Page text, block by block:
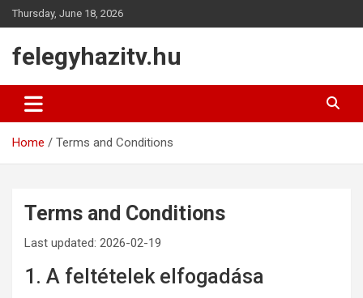
Skip
to
Thursday, June 18, 2026
felegyhazitv.hu
Home Terms and Conditions
Terms and Conditions
Last updated: 2026-02-19
1. A feltételek elfogadása